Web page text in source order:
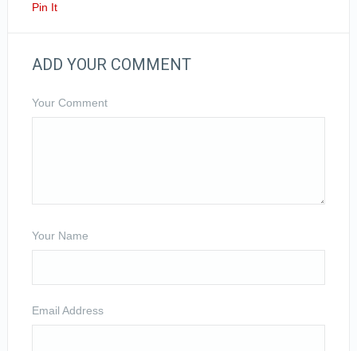
Pin It
ADD YOUR COMMENT
Your Comment
Your Name
Email Address